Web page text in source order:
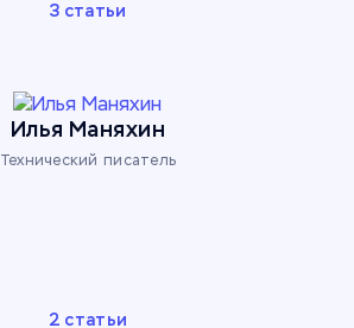
3 статьи
Илья Маняхин
Технический писатель
2 статьи